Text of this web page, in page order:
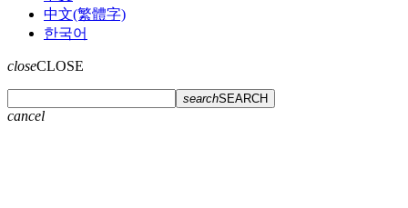
中文(繁體字)
한국어
closeCLOSE
searchSEARCH
cancel